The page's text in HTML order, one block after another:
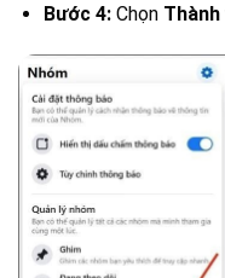
Bước 4:Chọn Thành